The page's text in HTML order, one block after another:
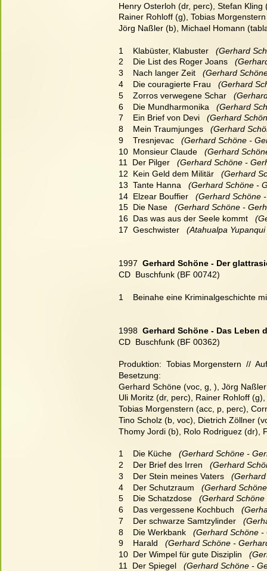
Henry Osterloh (dr, perc), Stefan
Rainer Rohloff (g), Tobias
Jörg Naßler (b), Michael Homann
1    Klabüster, Klabuster
(Gerhard
2    Die List des Roger Joans
3    Nach langer Zeit
(Gerhard
4    Die couragierte Frau
(Gerhard
5    Zorros verwegene Schar
6    Die Mundharmonika
(Gerhard
7    Ein Brief von Devi
(Gerhard
8    Mein Traumjunges
(Gerhard
9    Tresnjevac
(Gerhard Schöne -
10  Monsieur Claude
(Gerhard
11  Der Pilger
(Gerhard Schöne -
12  Kein Geld dem Militär
(Gerhard
13  Tante Hanna
(Gerhard Schöne -
14  Elzear Bouffier
(Gerhard Schöne
15  Die Nase
(Gerhard Schöne -
16  Das was aus der Seele kommt
17  Geschwister
(Atahualpa
1997 Gerhard Schöne - Der
CD  Buschfunk (BF 00742)
1    Beinahe eine Kriminalgeschichte
1998 Gerhard Schöne - Das Leben
CD  Buschfunk (BF 00362)
Produktion:  Tobias Morgenstern  //
Besetzung:
Gerhard Schöne (voc, g, ), Jörg
Uli Moritz (dr, perc), Rainer Rohloff
Tobias Morgenstern (acc, p, perc),
Tino Scholz (b, voc), Dietrich Zöllner
Thomy Jordi (b), Rolo Rodriguez
1    Die Küche
(Gerhard Schöne -
2    Der Brief des Irren
(Gerhard
3    Der Stein meines Vaters
4    Der Schutzraum
(Gerhard
5    Die Schatzdose
(Gerhard Schöne
6    Das vergessene Kochbuch
7    Der schwarze Samtzylinder
8    Die Werkbank
(Gerhard Schöne
9    Harald
(Gerhard Schöne -
10  Der Wimpel für gute Disziplin
11  Der Spiegel
(Gerhard Schöne -